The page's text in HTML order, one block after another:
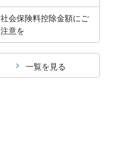
社会保険料控除金額にご
注意を
一覧を見る